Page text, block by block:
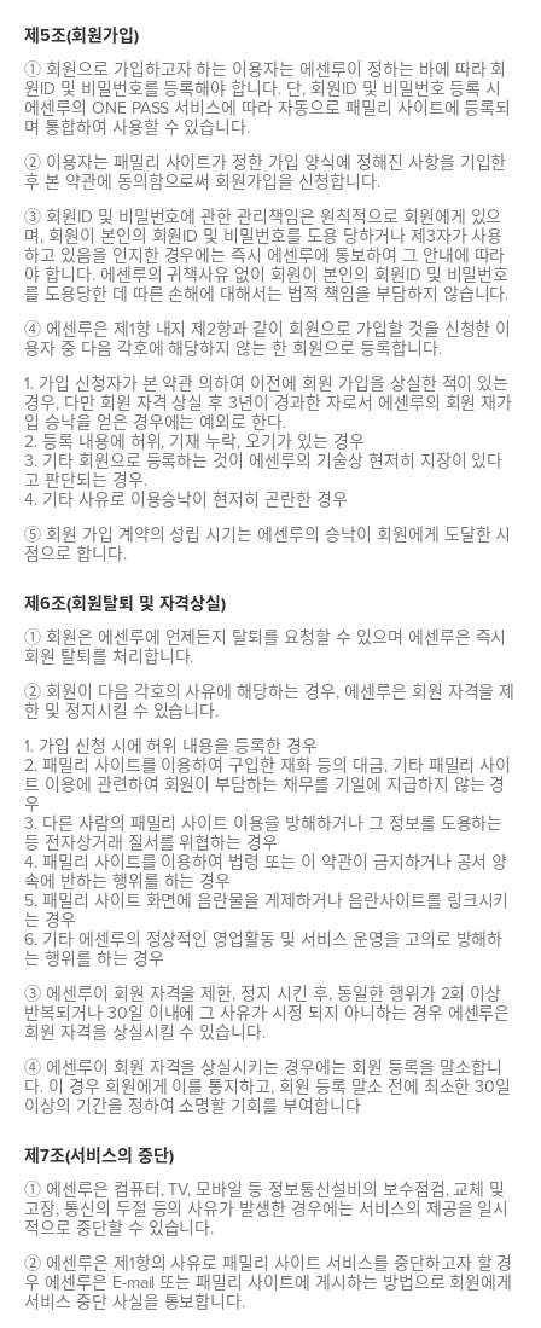
제5조(회원가입)
① 회원으로 가입하고자 하는 이용자는 에센루이 정하는 바에 따라 회
원ID 및 비밀번호를 등록해야 합니다. 단, 회원ID 및 비밀번호 등록 시
에센루의 ONE PASS 서비스에 따라 자동으로 패밀리 사이트에 등록되
며 통합하여 사용할 수 있습니다.
② 이용자는 패밀리 사이트가 정한 가입 양식에 정해진 사항을 기입한
후 본 약관에 동의함으로써 회원가입을 신청합니다.
③ 회원ID 및 비밀번호에 관한 관리책임은 원칙적으로 회원에게 있으
며, 회원이 본인의 회원ID 및 비밀번호를 도용 당하거나 제3자가 사용
하고 있음을 인지한 경우에는 즉시 에센루에 통보하여 그 안내에 따라
야 합니다. 에센루의 귀책사유 없이 회원이 본인의 회원ID 및 비밀번호
를 도용당한 데 따른 손해에 대해서는 법적 책임을 부담하지 않습니다.
④ 에센루은 제1항 내지 제2항과 같이 회원으로 가입할 것을 신청한 이
용자 중 다음 각호에 해당하지 않는 한 회원으로 등록합니다.
1. 가입 신청자가 본 약관 의하여 이전에 회원 가입을 상실한 적이 있는
경우, 다만 회원 자격 상실 후 3년이 경과한 자로서 에센루의 회원 재가
입 승낙을 얻은 경우에는 예외로 한다.
2. 등록 내용에 허위, 기재 누락, 오기가 있는 경우
3. 기타 회원으로 등록하는 것이 에센루의 기술상 현저히 지장이 있다
고 판단되는 경우.
4. 기타 사유로 이용승낙이 현저히 곤란한 경우
⑤ 회원 가입 계약의 성립 시기는 에센루의 승낙이 회원에게 도달한 시
점으로 합니다.
제6조(회원탈퇴 및 자격상실)
① 회원은 에센루에 언제든지 탈퇴를 요청할 수 있으며 에센루은 즉시
회원 탈퇴를 처리합니다.
② 회원이 다음 각호의 사유에 해당하는 경우, 에센루은 회원 자격을 제
한 및 정지시킬 수 있습니다.
1. 가입 신청 시에 허위 내용을 등록한 경우
2. 패밀리 사이트를 이용하여 구입한 재화 등의 대금, 기타 패밀리 사이
트 이용에 관련하여 회원이 부담하는 채무를 기일에 지급하지 않는 경
우
3. 다른 사람의 패밀리 사이트 이용을 방해하거나 그 정보를 도용하는
등 전자상거래 질서를 위협하는 경우
4. 패밀리 사이트를 이용하여 법령 또는 이 약관이 금지하거나 공서 양
속에 반하는 행위를 하는 경우
5. 패밀리 사이트 화면에 음란물을 게제하거나 음란사이트를 링크시키
는 경우
6. 기타 에센루의 정상적인 영업활동 및 서비스 운영을 고의로 방해하
는 행위를 하는 경우
③ 에센루이 회원 자격을 제한, 정지 시킨 후, 동일한 행위가 2회 이상
반복되거나 30일 이내에 그 사유가 시정 되지 아니하는 경우 에센루은
회원 자격을 상실시킬 수 있습니다.
④ 에센루이 회원 자격을 상실시키는 경우에는 회원 등록을 말소합니
다. 이 경우 회원에게 이를 통지하고, 회원 등록 말소 전에 최소한 30일
이상의 기간을 정하여 소명할 기회를 부여합니다
제7조(서비스의 중단)
① 에센루은 컴퓨터, TV, 모바일 등 정보통신설비의 보수점검, 교체 및
고장, 통신의 두절 등의 사유가 발생한 경우에는 서비스의 제공을 일시
적으로 중단할 수 있습니다.
② 에센루은 제1항의 사유로 패밀리 사이트 서비스를 중단하고자 할 경
우 에센루은 E-mail 또는 패밀리 사이트에 게시하는 방법으로 회원에게
서비스 중단 사실을 통보합니다.